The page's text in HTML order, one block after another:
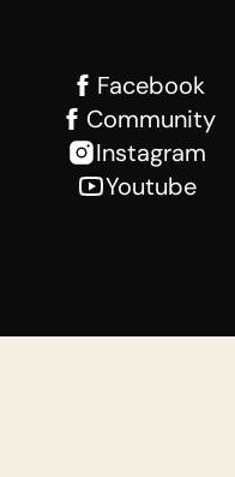
Facebook
Community
Instagram
Youtube